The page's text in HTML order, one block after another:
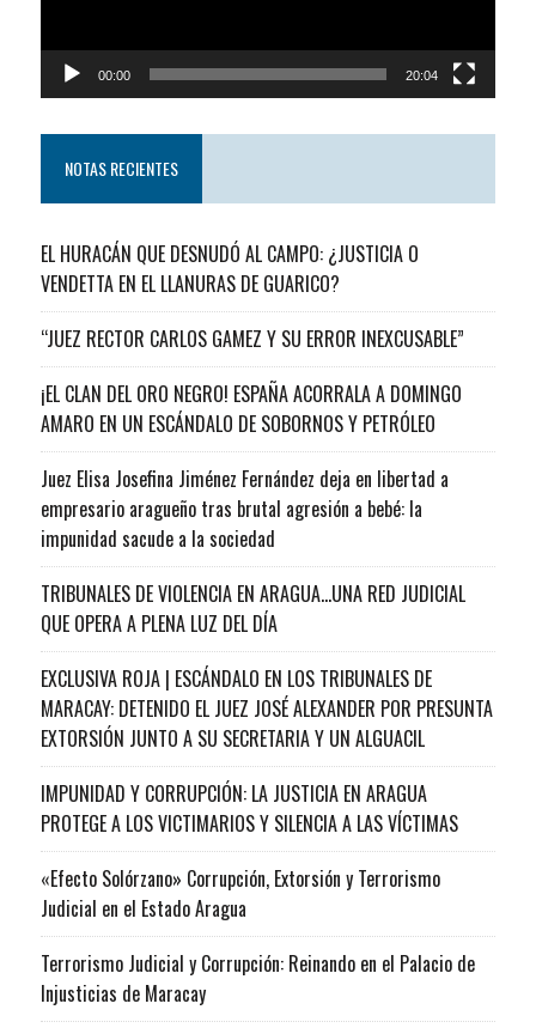
00:00 20:04
NOTAS RECIENTES
EL HURACÁN QUE DESNUDÓ AL CAMPO: ¿JUSTICIA O
VENDETTA EN EL LLANURAS DE GUARICO?
“JUEZ RECTOR CARLOS GAMEZ Y SU ERROR INEXCUSABLE”
¡EL CLAN DEL ORO NEGRO! ESPAÑA ACORRALA A DOMINGO
AMARO EN UN ESCÁNDALO DE SOBORNOS Y PETRÓLEO
Juez Elisa Josefina Jiménez Fernández deja en libertad a
empresario aragueño tras brutal agresión a bebé: la
impunidad sacude a la sociedad
TRIBUNALES DE VIOLENCIA EN ARAGUA…UNA RED JUDICIAL
QUE OPERA A PLENA LUZ DEL DÍA
EXCLUSIVA ROJA | ESCÁNDALO EN LOS TRIBUNALES DE
MARACAY: DETENIDO EL JUEZ JOSÉ ALEXANDER POR PRESUNTA
EXTORSIÓN JUNTO A SU SECRETARIA Y UN ALGUACIL
IMPUNIDAD Y CORRUPCIÓN: LA JUSTICIA EN ARAGUA
PROTEGE A LOS VICTIMARIOS Y SILENCIA A LAS VÍCTIMAS
«Efecto Solórzano» Corrupción, Extorsión y Terrorismo
Judicial en el Estado Aragua
Terrorismo Judicial y Corrupción: Reinando en el Palacio de
Injusticias de Maracay